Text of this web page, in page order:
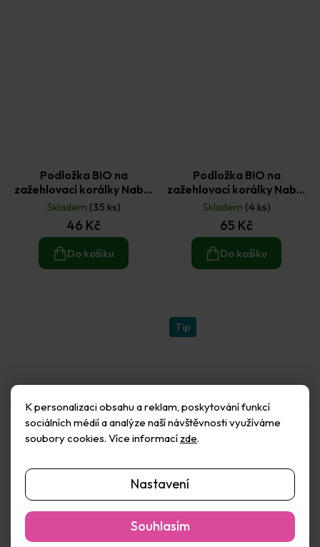
K personalizaci obsahu a reklam, poskytování funkcí
sociálních médií a analýze naší návštěvnosti využíváme
soubory cookies. Více informací zde.
Nastavení
Souhlasím
Podložka BIO na
zažehlovací korálky Nabbi
bio - kruh 9cm (1ks)
Skladem (35 ks)
46 Kč
Do košíku
Podložka BIO na
zažehlovací korálky Nabbi
bio - liška (1ks)
Skladem (4 ks)
65 Kč
Do košíku
zažehlovací korálky Nabbi
bio - los (1ks)
Tip
zažehlovací korálky Nabbi
bio - pták (1ks)